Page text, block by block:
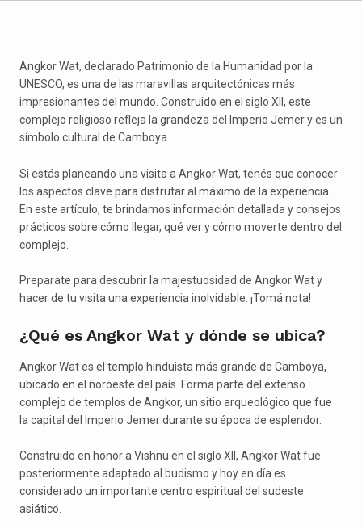
Angkor Wat, declarado Patrimonio de la Humanidad por la
UNESCO, es una de las maravillas arquitectónicas más
impresionantes del mundo. Construido en el siglo XII, este
complejo religioso refleja la grandeza del Imperio Jemer y es un
símbolo cultural de Camboya.
Si estás planeando una visita a Angkor Wat, tenés que conocer
los aspectos clave para disfrutar al máximo de la experiencia.
En este artículo, te brindamos información detallada y consejos
prácticos sobre cómo llegar, qué ver y cómo moverte dentro del
complejo.
Preparate para descubrir la majestuosidad de Angkor Wat y
hacer de tu visita una experiencia inolvidable. ¡Tomá nota!
¿Qué es Angkor Wat y dónde se ubica?
Angkor Wat es el templo hinduista más grande de Camboya,
ubicado en el noroeste del país. Forma parte del extenso
complejo de templos de Angkor, un sitio arqueológico que fue
la capital del Imperio Jemer durante su época de esplendor.
Construido en honor a Vishnu en el siglo XII, Angkor Wat fue
posteriormente adaptado al budismo y hoy en día es
considerado un importante centro espiritual del sudeste
asiático.